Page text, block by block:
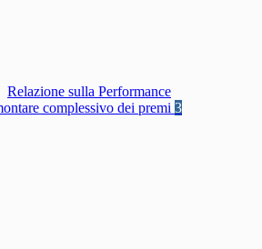
Relazione sulla Performance
complessivo dei premi 3